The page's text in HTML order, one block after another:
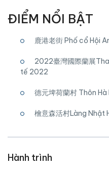
ĐIỂM NỔI BẬT
鹿港老街 Phố cổ Hội
2022臺灣國際蘭展
tế 2022
德元埤荷蘭村 Thôn Hà
檜意森活村Làng Nhật
Hành trình